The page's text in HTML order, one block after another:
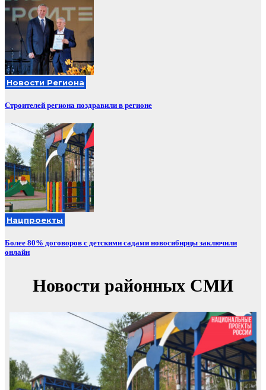
Новости Региона
Строителей региона поздравили в регионе
Нацпроекты
Более 80% договоров с детскими садами новосибирцы заключили
онлайн